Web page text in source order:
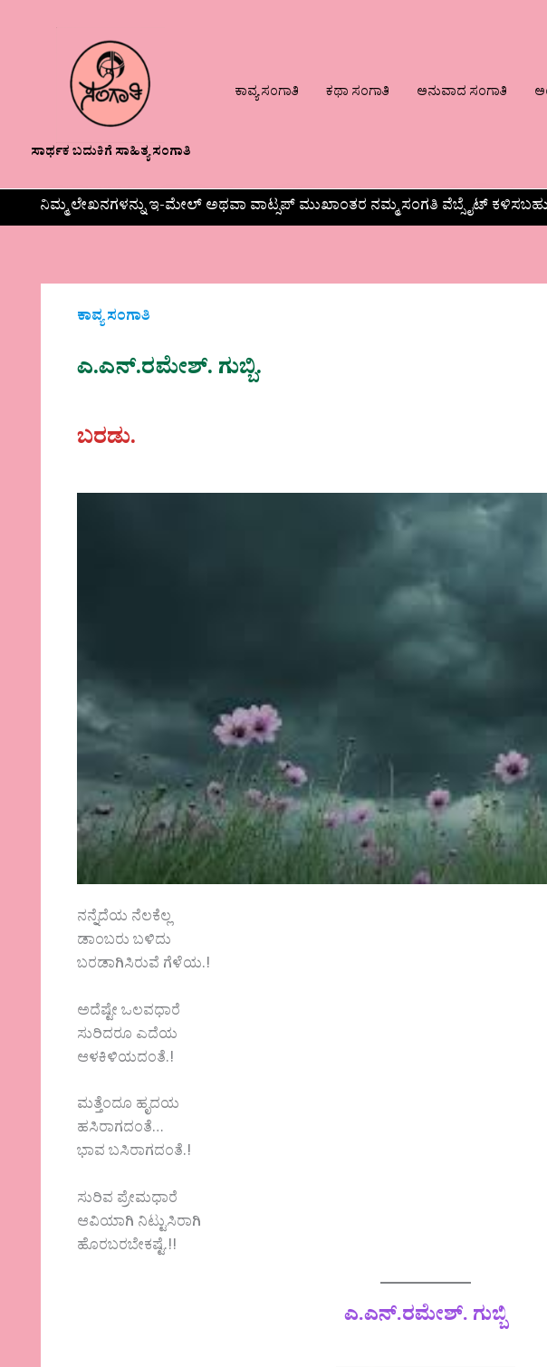
ಸಾರ್ಥಕ ಬದುಕಿಗೆ ಸಾಹಿತ್ಯ ಸಂಗಾತಿ
ಕಾವ್ಯ ಸಂಗಾತಿ ಕಥಾ ಸಂಗಾತಿ ಅನುವಾದ ಸಂಗಾತಿ
ನಿಮ್ಮ ಲೇಖನಗಳನ್ನು ಇ-ಮೇಲ್ ಅಥವಾ ವಾಟ್ಸಪ್ ಮುಖಾಂತರ ನಮ್ಮ ಸಂಗತಿ ವೆಬ್ಸೈಟ್
ಕಾವ್ಯ ಸಂಗಾತಿ
ಎ.ಎನ್.ರಮೇಶ್. ಗುಬ್ಬಿ.
ಬರಡು.
ನನ್ನೆದೆಯ ನೆಲಕೆಲ್ಲ
ಡಾಂಬರು ಬಳಿದು
ಬರಡಾಗಿಸಿರುವೆ ಗೆಳೆಯ.!
ಅದೆಷ್ಟೇ ಒಲವಧಾರೆ
ಸುರಿದರೂ ಎದೆಯ
ಆಳಕಿಳಿಯದಂತೆ.!
ಮತ್ತೆಂದೂ ಹೃದಯ
ಹಸಿರಾಗದಂತೆ…
ಭಾವ ಬಸಿರಾಗದಂತೆ.!
ಸುರಿವ ಪ್ರೇಮಧಾರೆ
ಆವಿಯಾಗಿ ನಿಟ್ಟುಸಿರಾಗಿ
ಹೊರಬರಬೇಕಷ್ಟೆ.!!
ಎ.ಎನ್.ರಮೇಶ್. ಗುಬ್ಬಿ